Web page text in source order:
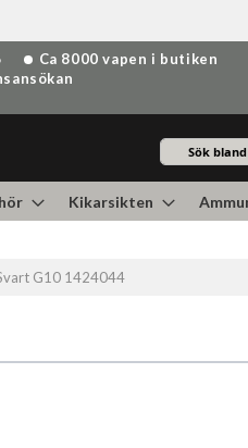
Ca 8000 vapen i butiken
Kikarsikten
G10 1424044